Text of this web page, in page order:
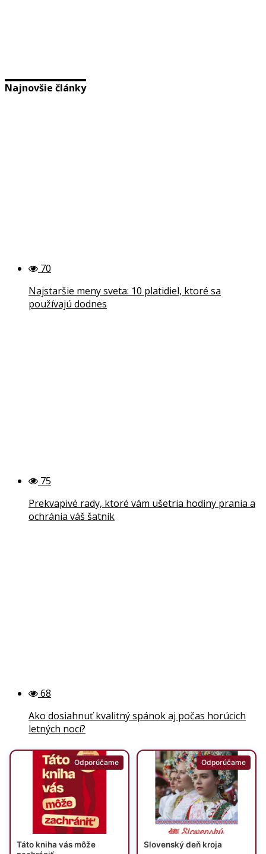
Najnovšie články
70
Najstaršie meny sveta: 10 platidiel, ktoré sa
používajú dodnes
75
Prekvapivé rady, ktoré vám ušetria hodiny prania a
ochránia váš šatník
68
Ako dosiahnuť kvalitný spánok aj počas horúcich
letných nocí?